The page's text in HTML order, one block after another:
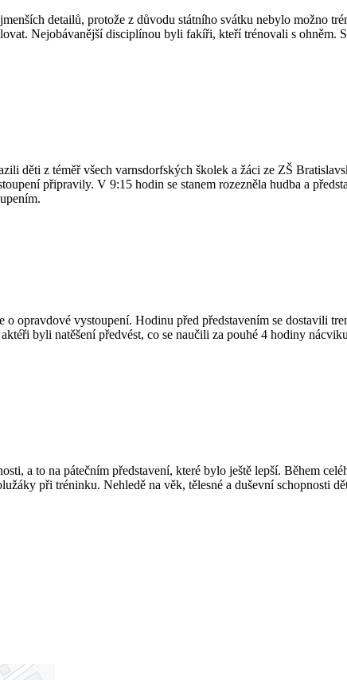
detailů, protože z důvodu státního svátku nebylo možno
Nejobávanější disciplínou byli fakíři, kteří trénovali s ohněm.
děti z téměř všech varnsdorfských školek a žáci ze ZŠ
připravily. V 9:15 hodin se stanem rozezněla hudba a
opravdové vystoupení. Hodinu před představením se dostavili
byli natěšení předvést, co se naučili za pouhé 4 hodiny
a to na pátečním představení, které bylo ještě lepší. Během
při tréninku. Nehledě na věk, tělesné a duševní schopnosti